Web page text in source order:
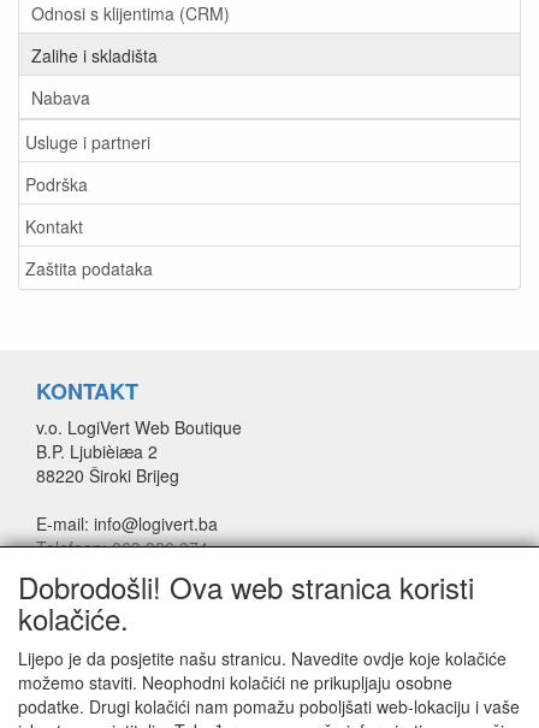
Odnosi s klijentima (CRM)
Zalihe i skladišta
Nabava
Usluge i partneri
Podrška
Kontakt
Zaštita podataka
KONTAKT
v.o. LogiVert Web Boutique
B.P. Ljubièiæa 2
88220 Široki Brijeg
E-mail: info@logivert.ba
Telefoon: 063 326 374
Izjava o povjerljivosti
Izjava o upotrebi SSL certifikata
Dobrodošli! Ova web stranica koristi
kolačiće.
Lijepo je da posjetite našu stranicu. Navedite ovdje koje kolačiće
možemo staviti. Neophodni kolačići ne prikupljaju osobne
podatke. Drugi kolačići nam pomažu poboljšati web-lokaciju i vaše